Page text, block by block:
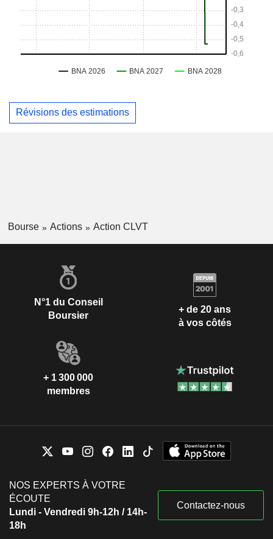
Révisions des estimations
Bourse Actions Action CLVT
N°1 du Conseil
Boursier
+ de 20 ans
à vos côtés
+ 1 300 000
membres
NOS EXPERTS À VOTRE
ÉCOUTE
Lundi - Vendredi 9h-12h / 14h-
18h
Contactez-nous